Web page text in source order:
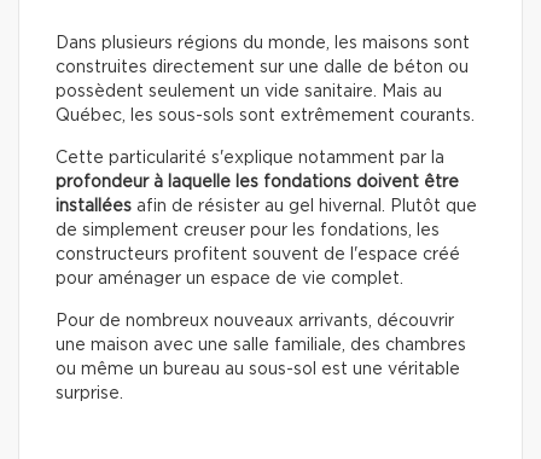
Dans plusieurs régions du monde, les maisons sont
construites directement sur une dalle de béton ou
possèdent seulement un vide sanitaire. Mais au
Québec, les sous-sols sont extrêmement courants.
Cette particularité s'explique notamment par la
profondeur à laquelle les fondations doivent être
installées afin de résister au gel hivernal. Plutôt que
de simplement creuser pour les fondations, les
constructeurs profitent souvent de l'espace créé
pour aménager un espace de vie complet.
Pour de nombreux nouveaux arrivants, découvrir
une maison avec une salle familiale, des chambres
ou même un bureau au sous-sol est une véritable
surprise.